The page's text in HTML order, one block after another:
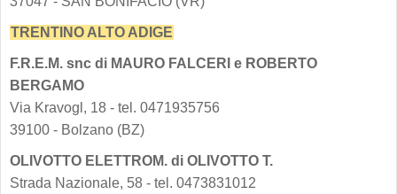
TRENTINO ALTO ADIGE
F.R.E.M. snc di MAURO FALCERI e ROBERTO
BERGAMO
Via Kravogl, 18 - tel. 0471935756
39100 - Bolzano (BZ)
OLIVOTTO ELETTROM. di OLIVOTTO T.
Strada Nazionale, 58 - tel. 0473831012